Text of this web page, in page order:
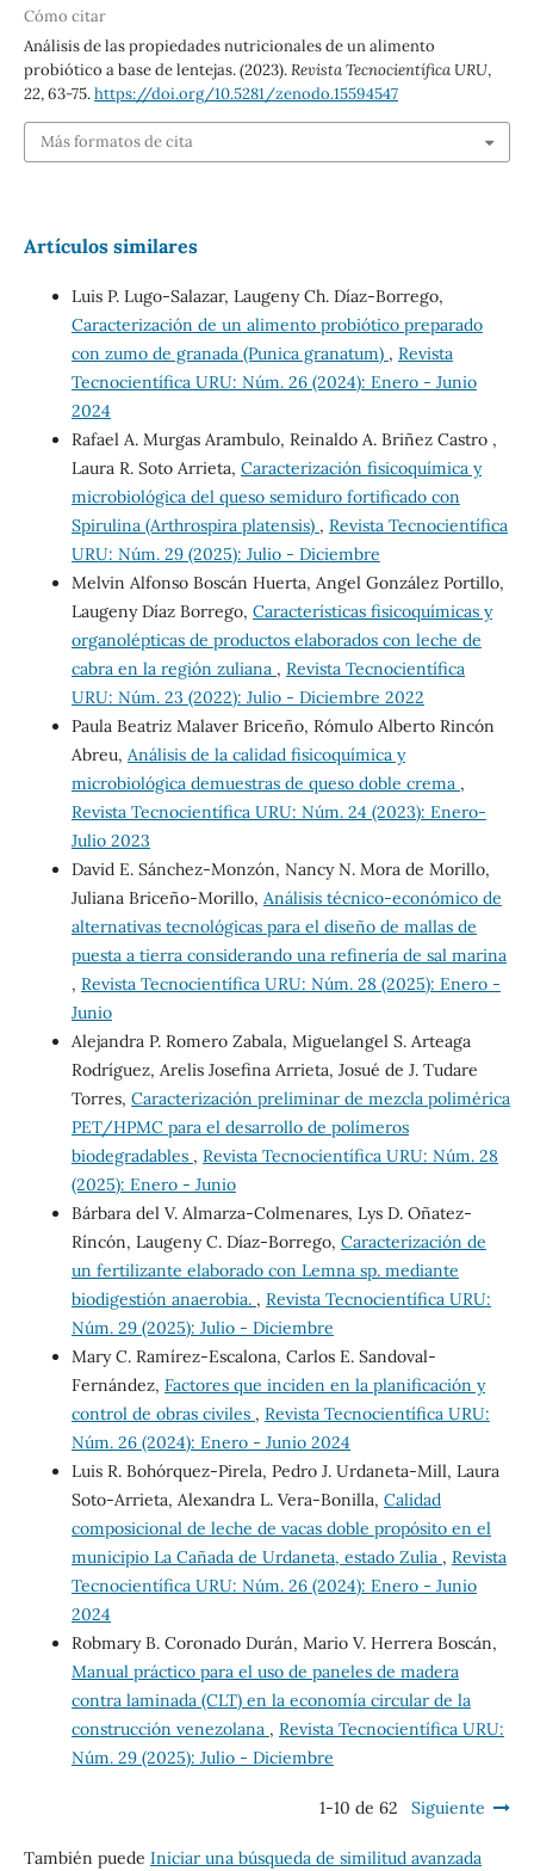
Cómo citar
Análisis de las propiedades nutricionales de un alimento
probiótico a base de lentejas. (2023).Revista Tecnocientífica URU,
22, 63-75.https://doi.org/10.5281/zenodo.15594547
Más formatos de cita
Artículos similares
Luis P. Lugo-Salazar, Laugeny Ch. Díaz-Borrego,
Caracterización de un alimento probiótico preparado
con zumo de granada (Punica granatum) , Revista
Tecnocientífica URU: Núm. 26 (2024): Enero - Junio
2024
Rafael A. Murgas Arambulo, Reinaldo A. Briñez Castro ,
Laura R. Soto Arrieta, Caracterización fisicoquímica y
microbiológica del queso semiduro fortificado con
Spirulina (Arthrospira platensis) , Revista Tecnocientífica
URU: Núm. 29 (2025): Julio - Diciembre
Melvin Alfonso Boscán Huerta, Angel González Portillo,
Laugeny Díaz Borrego, Características fisicoquímicas y
organolépticas de productos elaborados con leche de
cabra en la región zuliana , Revista Tecnocientífica
URU: Núm. 23 (2022): Julio - Diciembre 2022
Paula Beatriz Malaver Briceño, Rómulo Alberto Rincón
Abreu, Análisis de la calidad fisicoquímica y
microbiológica demuestras de queso doble crema ,
Revista Tecnocientífica URU: Núm. 24 (2023): Enero-
Julio 2023
David E. Sánchez-Monzón, Nancy N. Mora de Morillo,
Juliana Briceño-Morillo, Análisis técnico-económico de
alternativas tecnológicas para el diseño de mallas de
puesta a tierra considerando una refinería de sal marina
, Revista Tecnocientífica URU: Núm. 28 (2025): Enero -
Junio
Alejandra P. Romero Zabala, Miguelangel S. Arteaga
Rodríguez, Arelis Josefina Arrieta, Josué de J. Tudare
Torres, Caracterización preliminar de mezcla polimérica
PET/HPMC para el desarrollo de polímeros
biodegradables , Revista Tecnocientífica URU: Núm. 28
(2025): Enero - Junio
Bárbara del V. Almarza-Colmenares, Lys D. Oñatez-
Ríncón, Laugeny C. Díaz-Borrego, Caracterización de
un fertilizante elaborado con Lemna sp. mediante
biodigestión anaerobia. , Revista Tecnocientífica URU:
Núm. 29 (2025): Julio - Diciembre
Mary C. Ramírez-Escalona, Carlos E. Sandoval-
Fernández, Factores que inciden en la planificación y
control de obras civiles , Revista Tecnocientífica URU:
Núm. 26 (2024): Enero - Junio 2024
Luis R. Bohórquez-Pirela, Pedro J. Urdaneta-Mill, Laura
Soto-Arrieta, Alexandra L. Vera-Bonilla, Calidad
composicional de leche de vacas doble propósito en el
municipio La Cañada de Urdaneta, estado Zulia , Revista
Tecnocientífica URU: Núm. 26 (2024): Enero - Junio
2024
Robmary B. Coronado Durán, Mario V. Herrera Boscán,
Manual práctico para el uso de paneles de madera
contra laminada (CLT) en la economía circular de la
construcción venezolana , Revista Tecnocientífica URU:
Núm. 29 (2025): Julio - Diciembre
1-10 de 62 Siguiente
También puede Iniciar una búsqueda de similitud avanzada